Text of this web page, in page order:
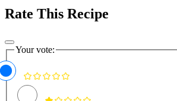
Rate This Recipe
Your vote: